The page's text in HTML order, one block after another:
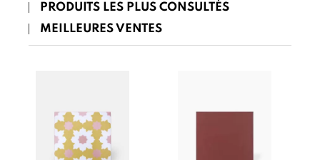
PRODUITS LES PLUS CONSULTÉS
MEILLEURES VENTES